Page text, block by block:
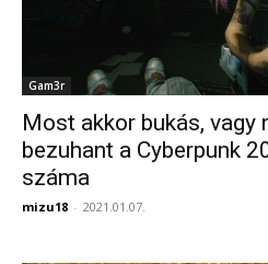
Gam3r
Most akkor bukás, vagy
bezuhant a Cyberpunk
száma
mizu18 - 2021.01.07.